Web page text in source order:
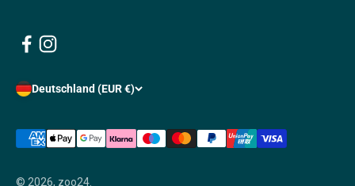
Deutschland (EUR €)
© 2026, zoo24.